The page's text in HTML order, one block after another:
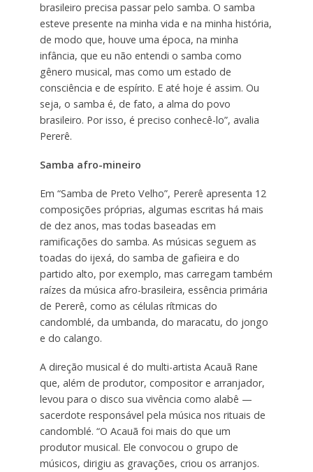
brasileiro precisa passar pelo samba. O samba
esteve presente na minha vida e na minha história,
de modo que, houve uma época, na minha
infância, que eu não entendi o samba como
gênero musical, mas como um estado de
consciência e de espírito. E até hoje é assim. Ou
seja, o samba é, de fato, a alma do povo
brasileiro. Por isso, é preciso conhecê-lo”, avalia
Pererê.
Samba afro-mineiro
Em “Samba de Preto Velho”, Pererê apresenta 12
composições próprias, algumas escritas há mais
de dez anos, mas todas baseadas em
ramificações do samba. As músicas seguem as
toadas do ijexá, do samba de gafieira e do
partido alto, por exemplo, mas carregam também
raízes da música afro-brasileira, essência primária
de Pererê, como as células rítmicas do
candomblé, da umbanda, do maracatu, do jongo
e do calango.
A direção musical é do multi-artista Acauã Rane
que, além de produtor, compositor e arranjador,
levou para o disco sua vivência como alabê —
sacerdote responsável pela música nos rituais de
candomblé. “O Acauã foi mais do que um
produtor musical. Ele convocou o grupo de
músicos, dirigiu as gravações, criou os arranjos.